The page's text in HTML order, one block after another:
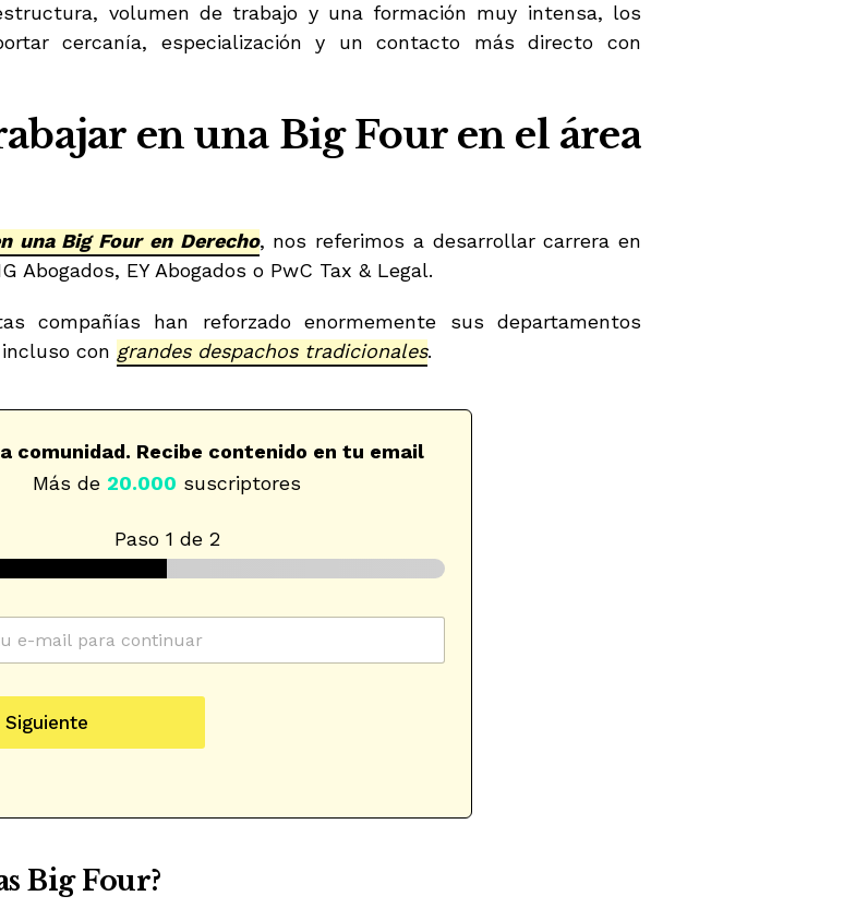
volumen de trabajo y una formación muy intensa, los
cercanía, especialización y un contacto más directo con
en una Big Four en el área
una Big Four en Derecho, nos referimos a desarrollar carrera en
Abogados, EY Abogados o PwC Tax & Legal.
compañías han reforzado enormemente sus departamentos
con grandes despachos tradicionales.
comunidad. Recibe contenido en tu email
Más de 20.000 suscriptores
Paso 1 de 2
r
l
r
e
e
c
Siguiente
Big Four?